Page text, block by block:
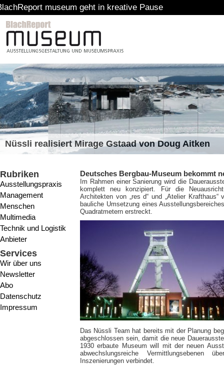
geht in kreative Pause
Nüssli realisiert Mirage Gstaad von Doug Aitken
Rubriken
Ausstellungspraxis
Management
Menschen
Multimedia
Technik und Logistik
Anbieter
Services
Wir über uns
Newsletter
Abo
Datenschutz
Impressum
Deutsches Bergbau-Museum bekommt
Im Rahmen einer Sanierung wird die
komplett neu konzipiert. Für die
Architekten von „res d“ und „Atelier
bauliche Umsetzung eines
Quadratmetern erstreckt.
Das Nüssli Team hat bereits mit der Planung
abgeschlossen sein, damit die neue
1930 erbaute Museum will mit der neuen
abwechslungsreiche Vermittlungsebenen
Inszenierungen verbindet.